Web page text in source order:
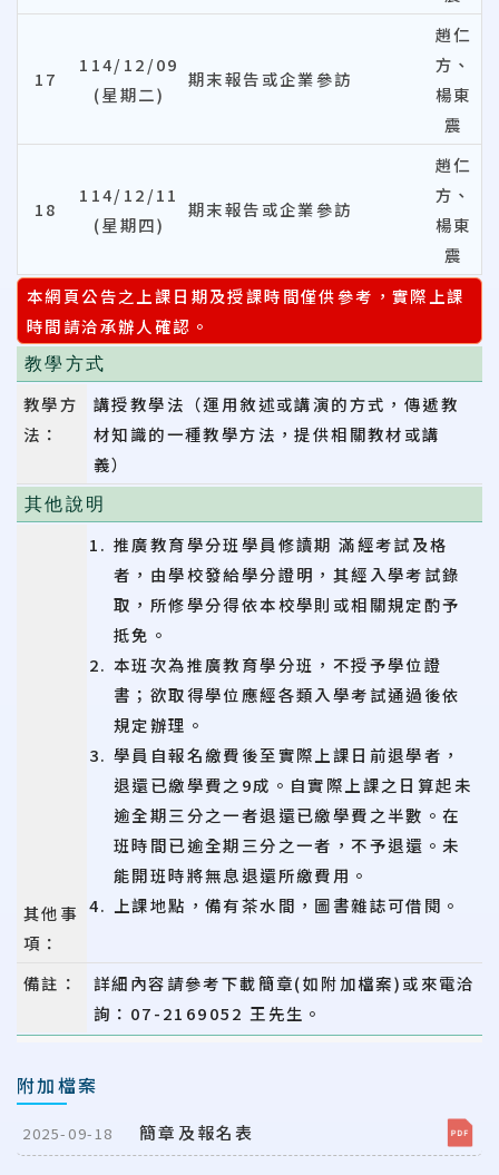
17
114/12/09
(星期二)
期末報告或企業參訪
趙仁
方、
楊東
震
18
114/12/11
(星期四)
期末報告或企業參訪
趙仁
方、
楊東
震
本網頁公告之上課日期及授課時間僅供參考，實際上課
時間請洽承辦人確認。
教學方式
教學方
法：
講授教學法（運用敘述或講演的方式，傳遞教
材知識的一種教學方法，提供相關教材或講
義）
其他說明
其他事
項：
推廣教育學分班學員修讀期 滿經考試及格
者，由學校發給學分證明，其經入學考試錄
取，所修學分得依本校學則或相關規定酌予
抵免。
本班次為推廣教育學分班，不授予學位證
書；欲取得學位應經各類入學考試通過後依
規定辦理。
學員自報名繳費後至實際上課日前退學者，
退還已繳學費之9成。自實際上課之日算起未
逾全期三分之一者退還已繳學費之半數。在
班時間已逾全期三分之一者，不予退還。未
能開班時將無息退還所繳費用。
上課地點，備有茶水間，圖書雜誌可借閱。
備註：
詳細內容請參考下載簡章(如附加檔案)或來電洽
詢：07-2169052 王先生 。
附加檔案
2025-09-18 簡章及報名表